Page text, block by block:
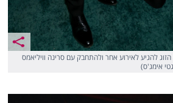
להגיע לאירוע אחר ולהתחבק עם סרינה וויליאמס